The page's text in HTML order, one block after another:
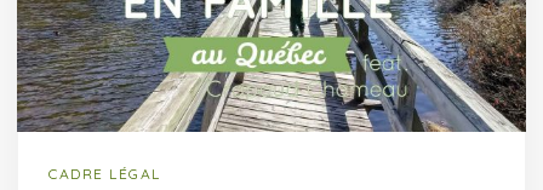
CADRE LÉGAL